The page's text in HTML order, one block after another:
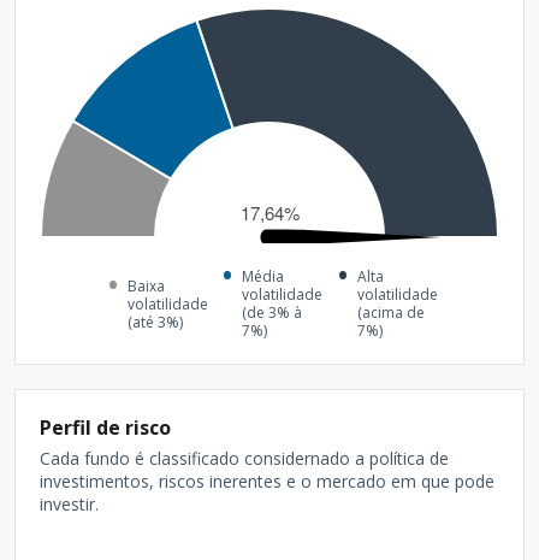
Baixa
volatilidade
(até 3%)
Média
volatilidade
(de 3% à
7%)
Alta
volatilidade
(acima de
7%)
Perfil de risco
Cada fundo é classificado considernado a política de
investimentos, riscos inerentes e o mercado em que pode
investir.